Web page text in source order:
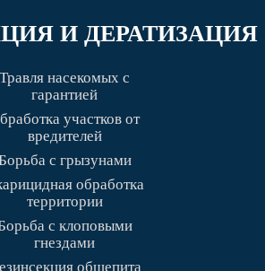
И ДЕРАТИЗАЦИЯ
Травля насекомых с
гарантией
участков от
вредителей
с грызунами
обработка
территории
с клоповыми
гнездами
общепита